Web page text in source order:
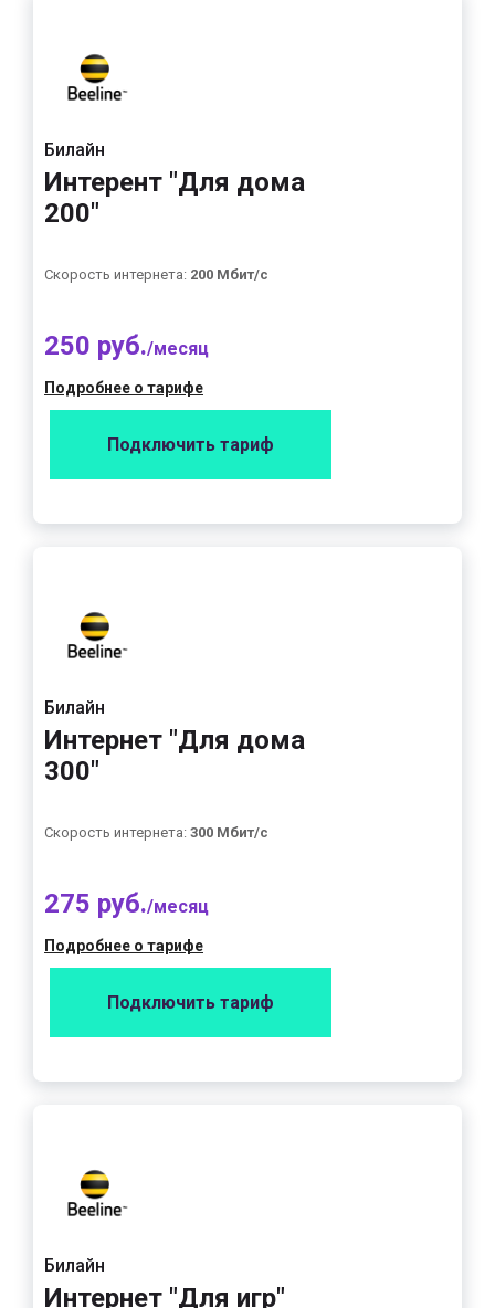
Билайн
Интерент "Для дома
200"
Скорость интернета: 200 Мбит/с
250 руб./месяц
Подробнее о тарифе
Подключить тариф
Билайн
Интернет "Для дома
300"
Скорость интернета: 300 Мбит/с
275 руб./месяц
Подробнее о тарифе
Подключить тариф
Билайн
Интернет "Для игр"